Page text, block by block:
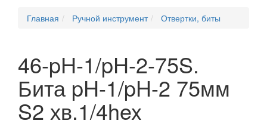
Главная Ручной инструмент Отвертки, биты
46-pH-1/pH-2-75S.
Бита pH-1/pH-2 75мм
S2 хв.1/4hex